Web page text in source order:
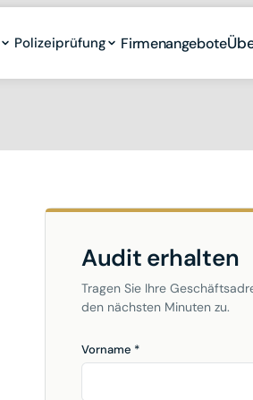
Polizeiprüfung Firmenangebote
Polizeiprüfung Firmenangebote
Audit erhalten
Tragen Sie Ihre
den nächsten Minuten zu.
Vorname *